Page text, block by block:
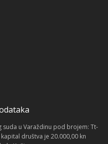
suda u Varaždinu pod brojem: Tt-
društva je 20.000,00 kn